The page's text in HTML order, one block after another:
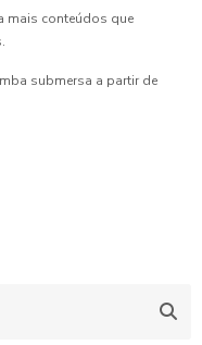
mais conteúdos que
submersa a partir de